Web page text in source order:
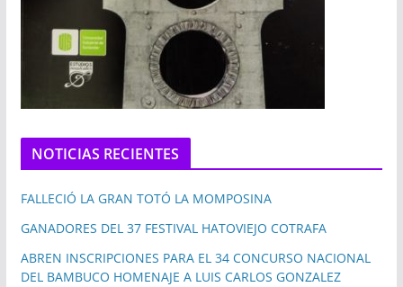
NOTICIAS RECIENTES
FALLECIÓ LA GRAN TOTÓ LA MOMPOSINA
GANADORES DEL 37 FESTIVAL HATOVIEJO COTRAFA
ABREN INSCRIPCIONES PARA EL 34 CONCURSO NACIONAL
DEL BAMBUCO HOMENAJE A LUIS CARLOS GONZALEZ